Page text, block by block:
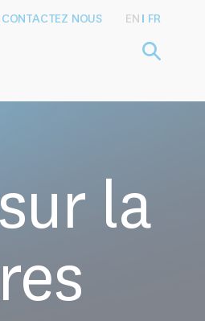
CONTACTEZ NOUS EN FR
la